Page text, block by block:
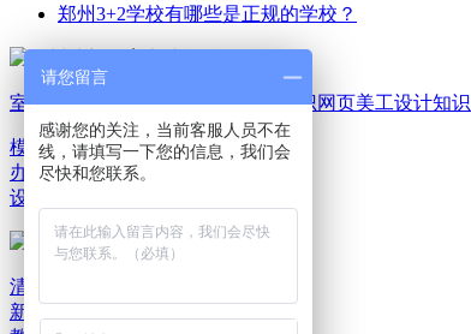
郑州3+2学校有哪些是正规的学校？
室内家装设计知识平面广告设计知识网页美工设计知识
模具机械设计知识电脑
办公文秘知识游戏动漫
设计知识
清新教育新闻资讯
新教育报班选课
请您留言
感谢您的关注，当前客服人员不在
线，请填写一下您的信息，我们会
尽快和您联系。